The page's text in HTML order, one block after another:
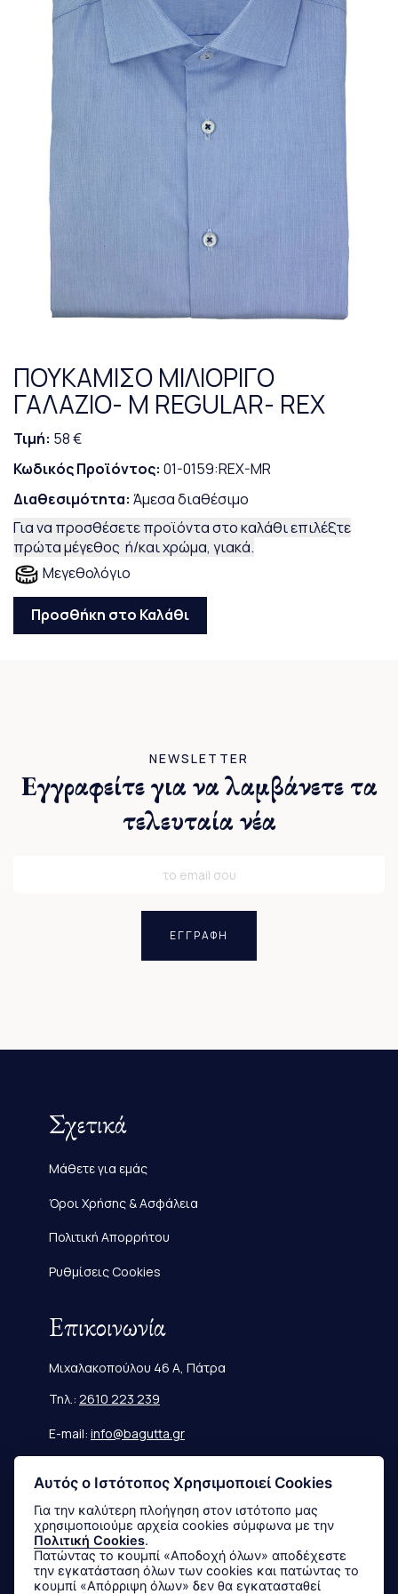
ΠΟΥΚΑΜΙΣΟ ΜΙΛΙΟΡΙΓΟ
ΓΑΛΑΖΙΟ- M REGULAR- REX
Τιμή: 58 €
Κωδικός Προϊόντος: 01-0159:REX-MR
Διαθεσιμότητα: Άμεσα διαθέσιμο
Για να προσθέσετε προϊόντα στο καλάθι επιλέξτε
πρώτα μέγεθος ή/και χρώμα, γιακά.
Μεγεθολόγιο
Προσθήκη στο Καλάθι
NEWSLETTER
Εγγραφείτε για να λαμβάνετε τα
τελευταία νέα
ΕΓΓΡΑΦΗ
Σχετικά
Μάθετε για εμάς
Όροι Χρήσης & Ασφάλεια
Πολιτική Απορρήτου
Ρυθμίσεις Cookies
Επικοινωνία
Μιχαλακοπούλου 46 Α, Πάτρα
Τηλ.: 2610 223 239
E-mail: info@bagutta.gr
Πληροφορίες
Μεγεθολόγιο
Αποστολές & Επιστροφές
Αυτός ο Ιστότοπος Χρησιμοποιεί Cookies
Για την καλύτερη πλοήγηση στον ιστότοπο μας
χρησιμοποιούμε αρχεία cookies σύμφωνα με την
Πολιτική Cookies.
Πατώντας το κουμπί «Αποδοχή όλων» αποδέχεστε
την εγκατάσταση όλων των cookies και πατώντας το
κουμπί «Απόρριψη όλων» δεν θα εγκατασταθεί